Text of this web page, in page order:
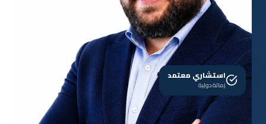
استشاري معتمد
زمالة دولية